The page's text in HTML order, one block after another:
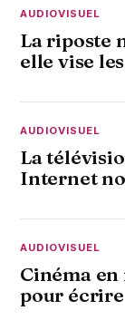
AUDIOVISUEL
La riposte
elle vise
AUDIOVISUEL
La
Internet
AUDIOVISUEL
Cinéma en
pour écrire